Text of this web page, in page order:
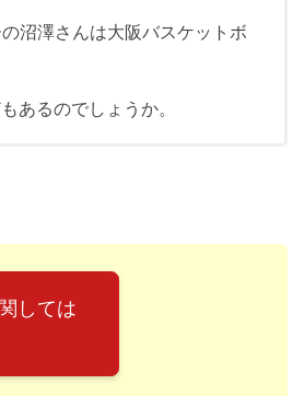
沼澤さんは大阪バスケットボ
あるのでしょうか。
しては